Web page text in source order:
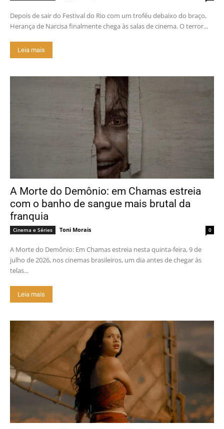
Depois de sair do Festival do Rio com um troféu debaixo do braço,
Herança de Narcisa finalmente chega às salas de cinema. O terror...
Leia mais
A Morte do Demônio: em Chamas estreia
com o banho de sangue mais brutal da
franquia
Cinema e Séries Toni Morais 0
A Morte do Demônio: Em Chamas estreia nesta quinta-feira, 9 de
julho de 2026, nos cinemas brasileiros, um dia antes de chegar às
telas...
Leia mais